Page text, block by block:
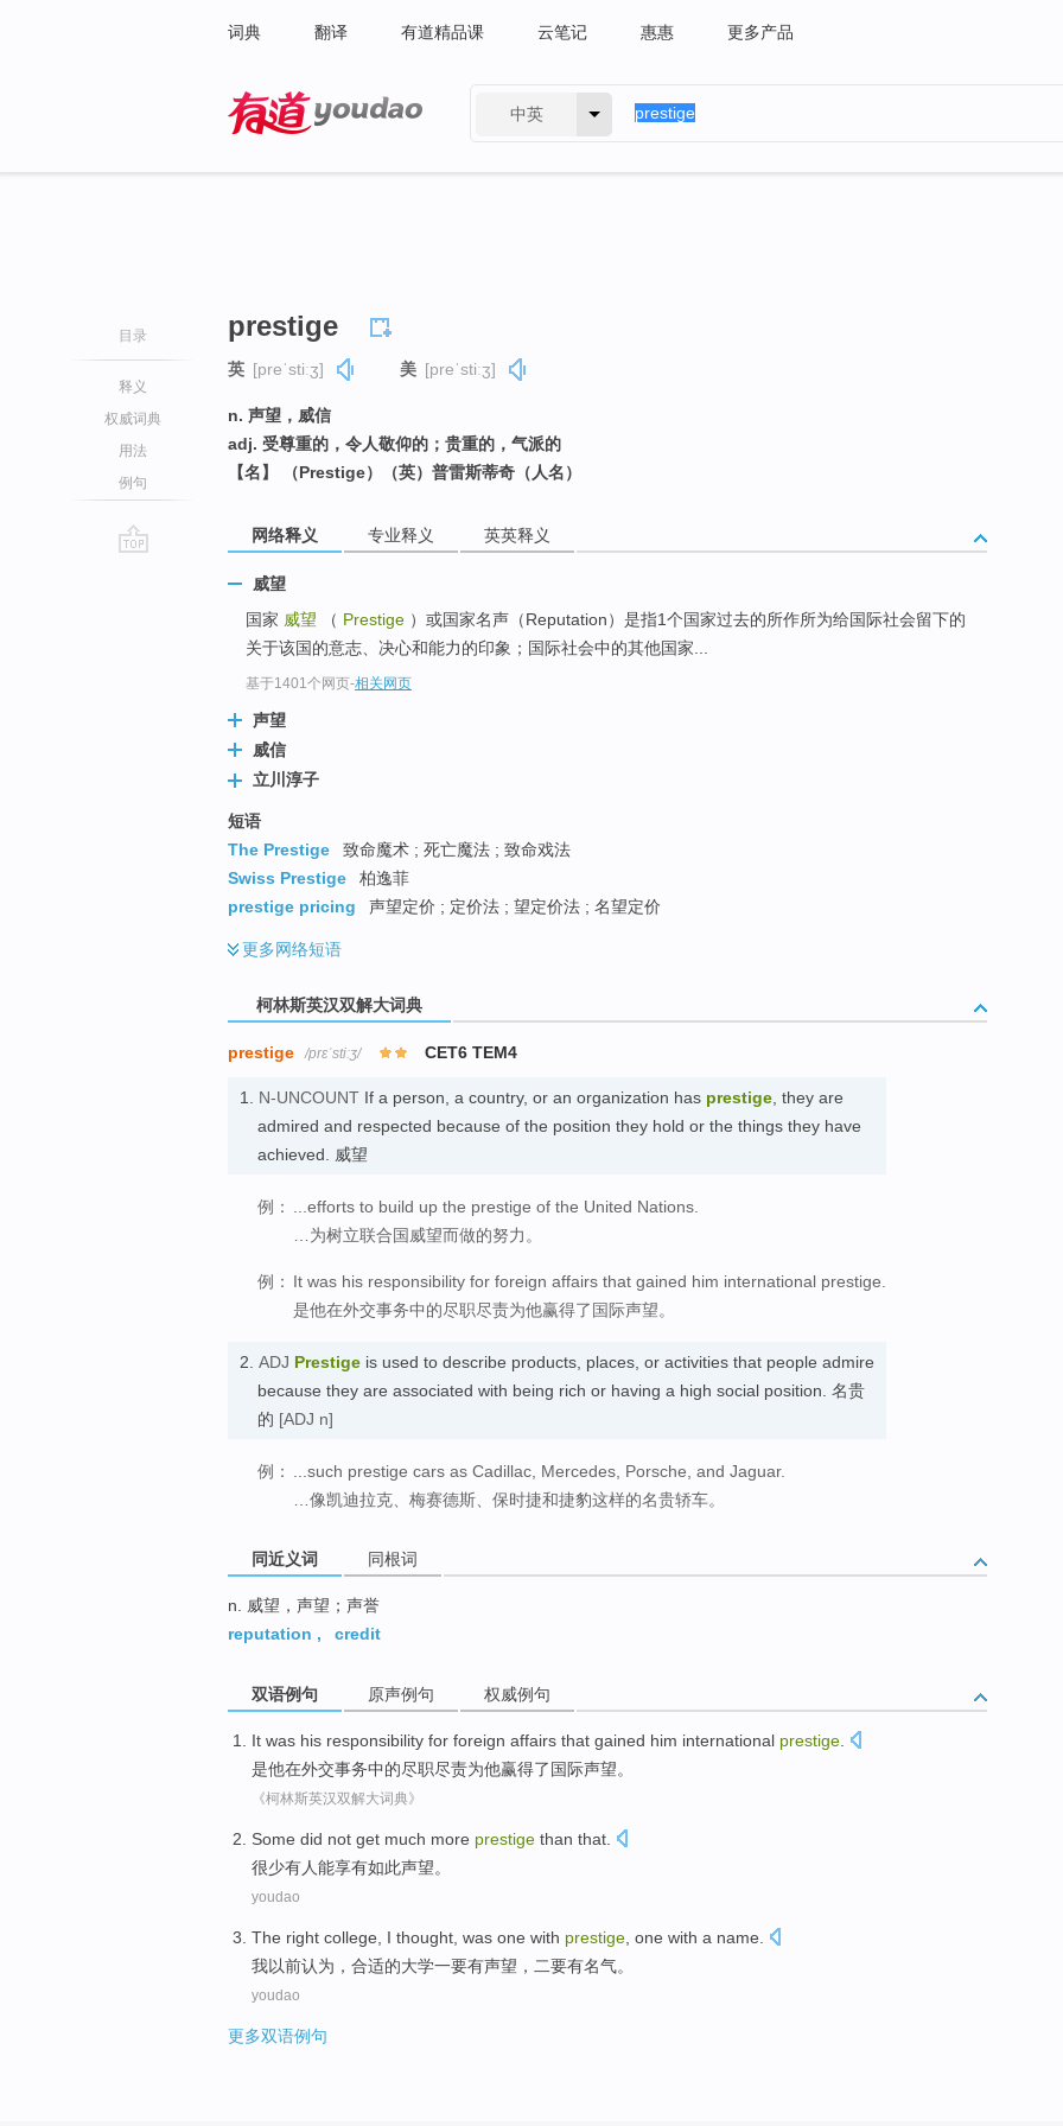
词典 翻译 有道精品课 云笔记 惠惠 更多产品
中英
目录
释义
权威词典
用法
例句
prestige
英 [preˈstiːʒ] 美 [preˈstiːʒ]
n. 声望，威信
adj. 受尊重的，令人敬仰的；贵重的，气派的
【名】 （Prestige）（英）普雷斯蒂奇（人名）
网络释义 专业释义 英英释义
威望
国家 威望 （ Prestige ）或国家名声（Reputation）是指1个国家过去的所作所为给国际社会留下的
关于该国的意志、决心和能力的印象；国际社会中的其他国家...
基于1401个网页-相关网页
声望
威信
立川淳子
短语
The Prestige
致命魔术 ; 死亡魔法 ; 致命戏法
Swiss Prestige
柏逸菲
prestige pricing
声望定价 ; 定价法 ; 望定价法 ; 名望定价
更多网络短语
柯林斯英汉双解大词典
prestige /prɛˈstiːʒ/ CET6 TEM4
1. N-UNCOUNT If a person, a country, or an organization has prestige , they are
admired and respected because of the position they hold or the things they have
achieved. 威望
例：
...efforts to build up the prestige of the United Nations.
…为树立联合国威望而做的努力。
例： It was his responsibility for foreign affairs that gained him international prestige.
是他在外交事务中的尽职尽责为他赢得了国际声望。
2. ADJ Prestige is used to describe products, places, or activities that people admire
because they are associated with being rich or having a high social position. 名贵
的 [ADJ n]
例：
...such prestige cars as Cadillac, Mercedes, Porsche, and Jaguar.
…像凯迪拉克、梅赛德斯、保时捷和捷豹这样的名贵轿车。
同近义词 同根词
n. 威望，声望；声誉
reputation , credit
双语例句 原声例句 权威例句
It was his responsibility for foreign affairs that gained him international prestige
是他在外交事务中的尽职尽责为他赢得了 国际声望。
《柯林斯英汉双解大词典》
Some did not get much more prestige than that
很少有人能享有如此声望。
youdao
The right college I thought , was one with prestige , one with a name
我以前认为 ， 合适的大学一要有声望 ，二要有名气。
youdao
更多双语例句